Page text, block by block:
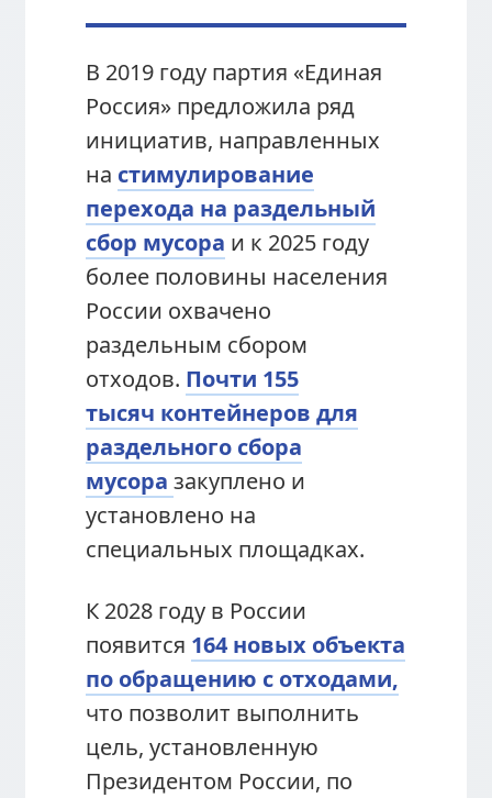
В 2019 году партия «Единая
Россия» предложила ряд
инициатив, направленных
на стимулирование
перехода на раздельный
сбор мусора и к 2025 году
более половины населения
России охвачено
раздельным сбором
отходов. Почти 155
тысяч контейнеров для
раздельного сбора
мусора закуплено и
установлено на
специальных площадках.
К 2028 году в России
появится 164 новых объекта
по обращению с отходами,
что позволит выполнить
цель, установленную
Президентом России, по